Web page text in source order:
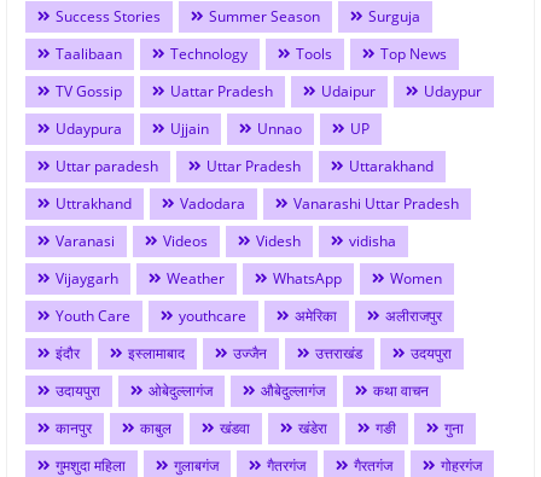
Success Stories
Summer Season
Surguja
Taalibaan
Technology Tools
Top News
TV Gossip
Uattar Pradesh Udaipur
Udaypur
Udaypura
Ujjain Unnao
UP
Uttar paradesh
Uttar Pradesh
Uttarakhand
Uttrakhand
Vadodara
Vanarashi Uttar Pradesh
Varanasi
Videos Videsh
vidisha
Vijaygarh
Weather WhatsApp
Women
Youth Care
youthcare अमेरिका
अलीराजपुर
इंदौर
इस्लामाबाद उज्जैन उत्तराखंड
उदयपुरा
उदायपुरा
ओबेदुल्लागंज औबेदुल्लागंज
कथा वाचन
कानपुर
काबुल खंडवा खंडेरा गङी
गुना
गुमशुदा महिला
गुलाबगंज गैतरगंज गैरतगंज
गोहरगंज